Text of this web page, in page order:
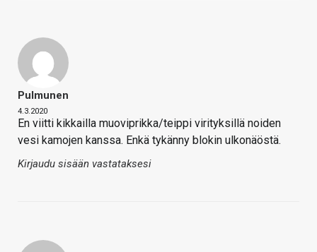
Pulmunen
4.3.2020
En viitti kikkailla muoviprikka/teippi virityksillä noiden
vesi kamojen kanssa. Enkä tykänny blokin ulkonäöstä.
Kirjaudu sisään vastataksesi